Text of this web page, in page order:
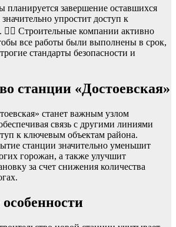
завершение оставшихся
упростит доступ к
👷‍♂️ Строительные компании активно
все работы были выполнены в срок,
стандарты безопасности и
станции «Достоевская»
станет важным узлом
связь с другими линиями
к ключевым объектам района.
станции значительно уменьшит
горожан, а также улучшит
за счет снижения количества